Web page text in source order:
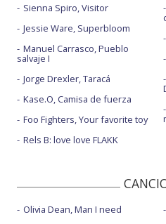
Sienna Spiro, Visitor
Jessie Ware, Superbloom
Manuel Carrasco, Pueblo
salvaje I
Jorge Drexler, Taracá
Kase.O, Camisa de fuerza
Foo Fighters, Your favorite toy
Rels B: love love FLAKK
Olivia Dean, Man I need